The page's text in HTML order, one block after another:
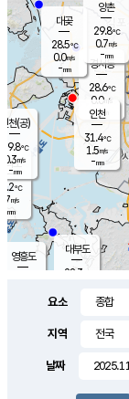
의도
℃
m/s
mm
영흥도
대부도
28.3
경서동
28.6℃
0.0m/s
-mm
대곶
28.5℃
0.0m/s
-mm
양촌
29.8℃
0.7m/s
-mm
인천(공)
29.8℃
0.3m/s
-mm
인천
31.4℃
1.5m/s
-mm
요소
지역
날짜